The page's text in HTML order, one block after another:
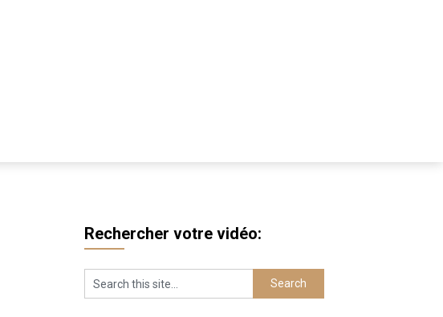
Rechercher votre vidéo: